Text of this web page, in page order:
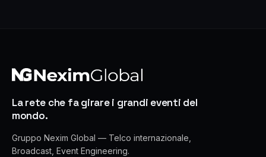
La rete che fa girare i grandi eventi del
mondo.
Gruppo Nexim Global — Telco internazionale,
Broadcast, Event Engineering.